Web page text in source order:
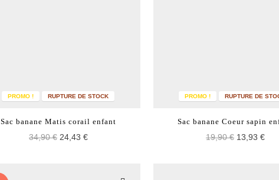
PROMO ! RUPTURE DE STOCK
Sac banane Matis corail enfant
34,90 € 24,43 €
PROMO ! RUPTURE DE
Sac banane Coeur sapin
19,90 € 13,93 €